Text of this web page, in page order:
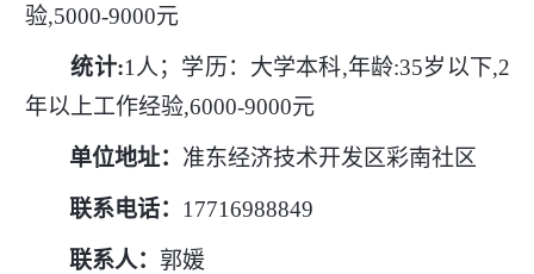
验,5000-9000元
统计:1人；学历：大学本科,年龄:35岁以下,2
年以上工作经验,6000-9000元
单位地址： 准东经济技术开发区彩南社区
联系电话： 17716988849
联系人： 郭媛